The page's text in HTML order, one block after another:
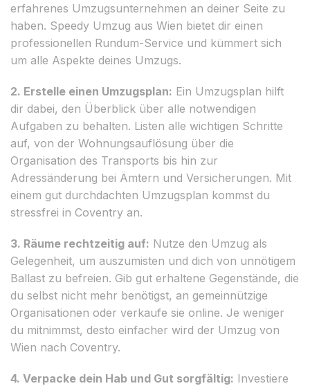
erfahrenes Umzugsunternehmen an deiner Seite zu
haben. Speedy Umzug aus Wien bietet dir einen
professionellen Rundum-Service und kümmert sich
um alle Aspekte deines Umzugs.
2. Erstelle einen Umzugsplan: Ein Umzugsplan hilft
dir dabei, den Überblick über alle notwendigen
Aufgaben zu behalten. Listen alle wichtigen Schritte
auf, von der Wohnungsauflösung über die
Organisation des Transports bis hin zur
Adressänderung bei Ämtern und Versicherungen. Mit
einem gut durchdachten Umzugsplan kommst du
stressfrei in Coventry an.
3. Räume rechtzeitig auf: Nutze den Umzug als
Gelegenheit, um auszumisten und dich von unnötigem
Ballast zu befreien. Gib gut erhaltene Gegenstände, die
du selbst nicht mehr benötigst, an gemeinnützige
Organisationen oder verkaufe sie online. Je weniger
du mitnimmst, desto einfacher wird der Umzug von
Wien nach Coventry.
4. Verpacke dein Hab und Gut sorgfältig: Investiere